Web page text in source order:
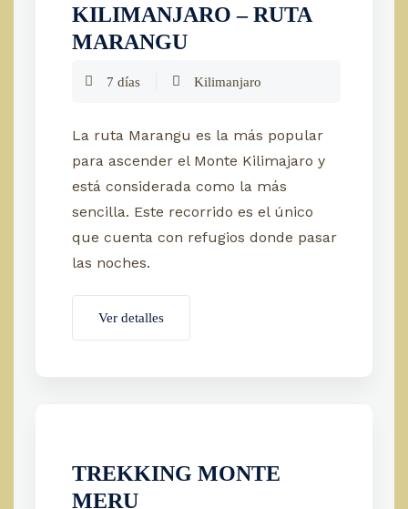
KILIMANJARO – RUTA
MARANGU
7 días Kilimanjaro
La ruta Marangu es la más popular
para ascender el Monte Kilimajaro y
está considerada como la más
sencilla. Este recorrido es el único
que cuenta con refugios donde pasar
las noches.
Ver detalles
TREKKING MONTE
MERU